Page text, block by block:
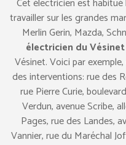
travailler sur les grandes
Merlin Gerin, Mazda,
électricien du Vésinet
Vésinet. Voici par
des interventions: rue des
rue Pierre Curie,
Verdun, avenue Scribe,
Pages, rue des Landes,
Vannier, rue du Maréchal